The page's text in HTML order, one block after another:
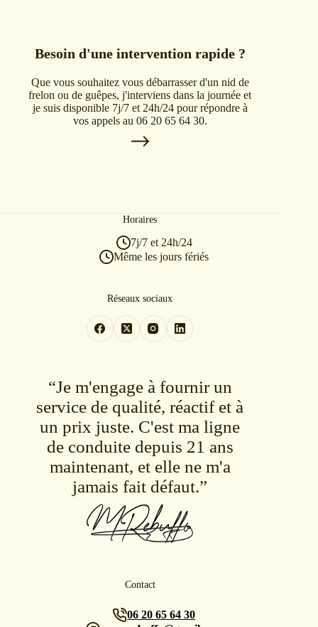
Besoin d'une intervention rapide ?
Que vous souhaitez vous débarrasser d'un nid de
frelon ou de guêpes, j'interviens dans la journée et
je suis disponible 7j/7 et 24h/24 pour répondre à
vos appels au 06 20 65 64 30.
Horaires
7j/7 et 24h/24
Même les jours fériés
Réseaux sociaux
“Je m'engage à fournir un
service de qualité, réactif et à
un prix juste. C'est ma ligne
de conduite depuis 21 ans
maintenant, et elle ne m'a
jamais fait défaut.”
Contact
06 20 65 64 30